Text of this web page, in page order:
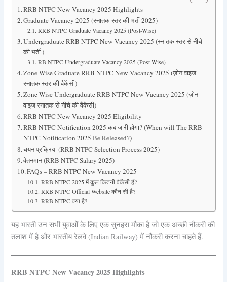
RRB NTPC New Vacancy 2025 Highlights
Graduate Vacancy 2025 (स्नातक स्तर की भर्ती 2025)
RRB NTPC Graduate Vacancy 2025 (Post-Wise)
Undergraduate RRB NTPC New Vacancy 2025 (स्नातक स्तर से नीचे
की भर्ती )
RB NTPC Undergraduate Vacancy 2025 (Post-Wise)
Zone Wise Graduate RRB NTPC New Vacancy 2025 (ज़ोन वाइज
स्नातक स्तर की वैकेंसी)
Zone Wise Undergraduate RRB NTPC New Vacancy 2025 (ज़ोन
वाइज स्नातक से नीचे की वैकेंसी)
RRB NTPC New Vacancy 2025 Eligibility
RRB NTPC Notification 2025 कब जारी होगा? (When will The RRB
NTPC Notification 2025 Be Released?)
चयन प्रक्रिया (RRB NTPC Selection Process 2025)
वेतनमान (RRB NTPC Salary 2025)
FAQs – RRB NTPC New Vacancy 2025
RRB NTPC 2025 में कुल कितनी वैकेंसी हैं?
RRB NTPC Official Website कौन सी है?
RRB NTPC क्या है?
यह भारती उन सभी युवाओं के लिए एक सुनहरा मौका है जो एक अच्छी नौकरी की
तलाश में है और भारतीय रेलवे (Indian Railway) में नौकरी करना चाहते हैं.
RRB NTPC New Vacancy 2025 Highlights